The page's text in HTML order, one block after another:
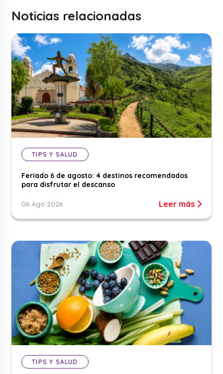
Noticias relacionadas
TIPS Y SALUD
Feriado 6 de agosto: 4 destinos recomendados
para disfrutar el descanso
06 Ago 2026 Leer más
TIPS Y SALUD